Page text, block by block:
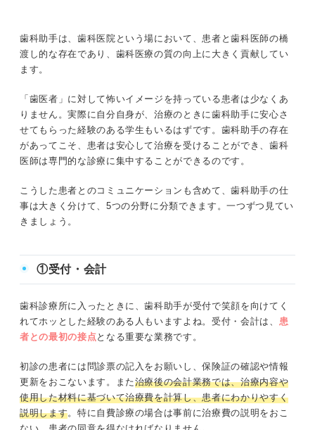
歯科助手は、歯科医院という場において、患者と歯科医師の橋
渡し的な存在であり、歯科医療の質の向上に大きく貢献してい
ます。
「歯医者」に対して怖いイメージを持っている患者は少なくあ
りません。実際に自分自身が、治療のときに歯科助手に安心さ
せてもらった経験のある学生もいるはずです。歯科助手の存在
があってこそ、患者は安心して治療を受けることができ、歯科
医師は専門的な診療に集中することができるのです。
こうした患者とのコミュニケーションも含めて、歯科助手の仕
事は大きく分けて、5つの分野に分類できます。一つずつ見てい
きましょう。
①受付・会計
歯科診療所に入ったときに、歯科助手が受付で笑顔を向けてく
れてホッとした経験のある人もいますよね。受付・会計は、 患
者との最初の接点となる重要な業務です。
初診の患者には問診票の記入をお願いし、保険証の確認や情報
更新をおこないます。また治療後の会計業務では、治療内容や
使用した材料に基づいて治療費を計算し、患者にわかりやすく
説明します。特に自費診療の場合は事前に治療費の説明をおこ